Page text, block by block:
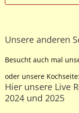
Unsere anderen
Besucht auch mal
oder unsere Kochseite:
Hier unsere Live
2024 und 2025